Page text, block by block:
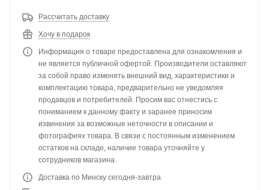
Рассчитать доставку
Хочу в подарок
Информация о товаре предоставлена для ознакомления и
не является публичной офертой. Производители оставляют
за собой право изменять внешний вид, характеристики и
комплектацию товара, предварительно не уведомляя
продавцов и потребителей. Просим вас отнестись с
пониманием к данному факту и заранее приносим
извинения за возможные неточности в описании и
фотографиях товара. В связи с постоянным изменением
остатков на складе, наличие товара уточняйте у
сотрудников магазина.
Доставка по Минску сегодня-завтра